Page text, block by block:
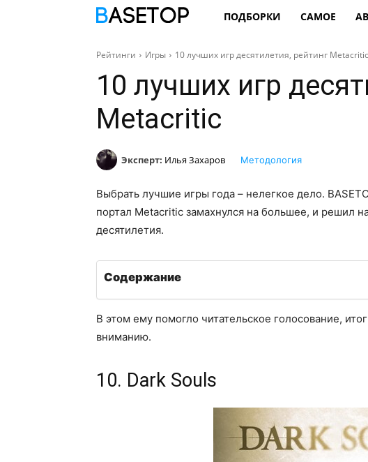
ПОДБОРКИ САМОЕ
Рейтинги Игры 10 лучших игр десятилетия, рейтинг Metacritic
10 лучших игр
Metacritic
Эксперт: Илья Захаров Методология
Выбрать лучшие игры года – нелегкое дело.
портал Metacritic замахнулся на большее, и решил
десятилетия.
Содержание
В этом ему помогло читательское голосование,
вниманию.
10. Dark Souls